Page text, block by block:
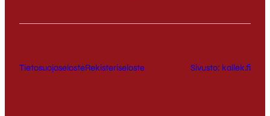
TietosuojaselosteRekisteriseloste Sivusto: kallek.fi